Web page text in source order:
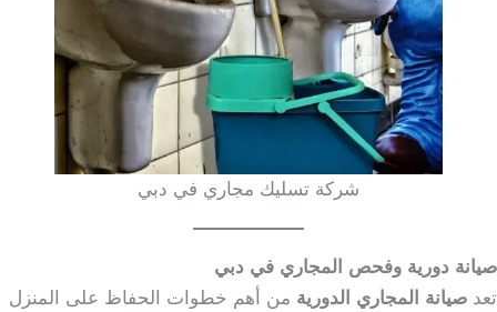
شركة تسليك مجاري في دبي
صيانة دورية وفحص المجاري في دبي
تعد صيانة المجاري الدورية من أهم خطوات الحفاظ على المنزل